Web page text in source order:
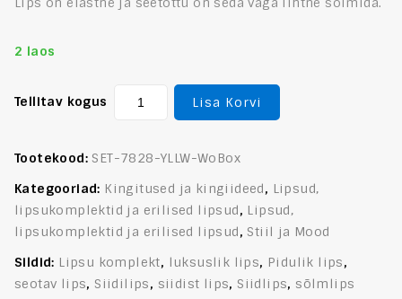
2 laos
Tellitav kogus Lisa Korvi
Tootekood: SET-7828-YLLW-WoBox
Kategooriad: Kingitused ja kingiideed, Lipsud,
lipsukomplektid ja erilised lipsud, Lipsud,
lipsukomplektid ja erilised lipsud, Stiil ja Mood
Sildid: Lipsu komplekt, luksuslik lips, Pidulik lips,
seotav lips, Siidilips, siidist lips, Siidlips, sõlmlips